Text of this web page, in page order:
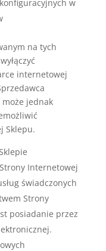
w
na tych
internetowej
może jednak
Sklepu.
Internetowej
świadczonych
Strony
posiadanie przez